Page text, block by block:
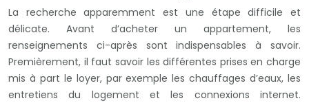
La recherche apparemment est une étape difficile et
délicate. Avant d’acheter un appartement, les
renseignements ci-après sont indispensables à savoir.
Premièrement, il faut savoir les différentes prises en charge
mis à part le loyer, par exemple les chauffages d’eaux, les
entretiens du logement et les connexions internet.